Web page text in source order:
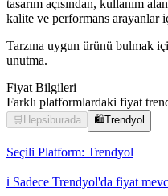
tasarım açısından, kullanım
kalite ve performans arayanlar
Tarzına uygun ürünü bulmak
unutma.
Fiyat Bilgileri
Farklı platformlardaki fiyat
🛒 Hepsiburada 🛍️Trendyol
Seçili Platform: Trendyol
ℹ️ Sadece Trendyol'da fiyat